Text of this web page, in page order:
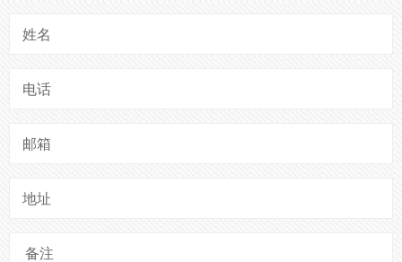
姓名
电话
邮箱
地址
备注